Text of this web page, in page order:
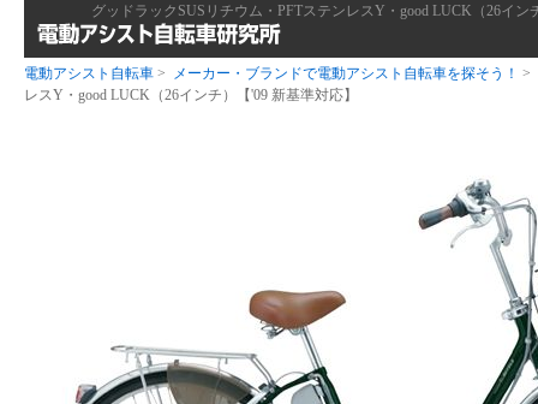
グッドラックSUSリチウム・PFTステンレスY・good LUCK（26イ
電動アシスト自転車 > メーカー・ブランドで電動アシスト自転車を探そう！ >
レスY・good LUCK（26インチ）【'09 新基準対応】